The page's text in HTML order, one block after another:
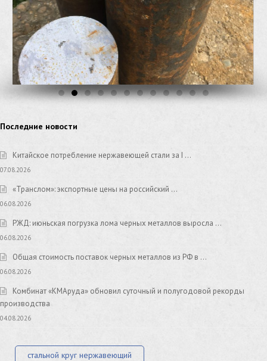
Последние новости
Китайское потребление нержавеющей стали за I …
07.08.2026
«Транслом»: экспортные цены на российский …
06.08.2026
РЖД: июньская погрузка лома черных металлов выросла …
06.08.2026
Общая стоимость поставок черных металлов из РФ в …
06.08.2026
Комбинат «КМАруда» обновил суточный и полугодовой рекорды
производства
04.08.2026
стальной круг нержавеющий